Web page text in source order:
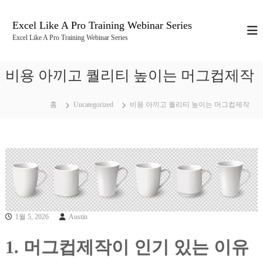
가
Excel Like A Pro Training Webinar Series
Excel Like A Pro Training Webinar Series
비용 아끼고 퀄리티 높이는 머그컵제작
홈 Uncategorized 비용 아끼고 퀄리티 높이는 머그컵제작
1월 5, 2026 Austin
1. 머그컵제작이 인기 있는 이유